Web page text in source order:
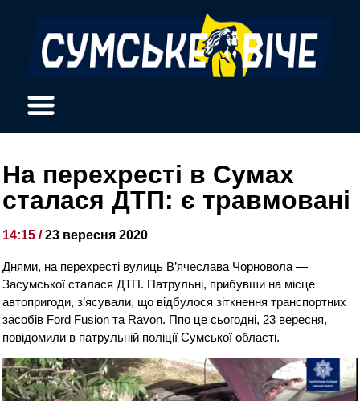
На перехресті в Сумах
сталася ДТП: є травмовані
14:15 /23 вересня 2020
Днями, на перехресті вулиць В’ячеслава Чорновола —
Засумської сталася ДТП. Патрульні, прибувши на місце
автопригоди, з’ясували, що відбулося зіткнення транспортних
засобів Ford Fusion та Ravon. Ппо це сьогодні, 23 вересня,
повідомили в патрульній поліції Сумської області.